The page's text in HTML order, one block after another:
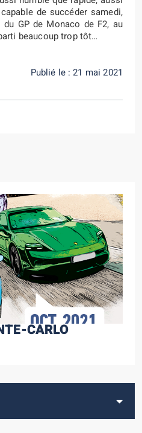
CARLO
de succéder samedi,
GP de Monaco de F2, au
beaucoup trop tôt…
Publié le : 21 mai 2021